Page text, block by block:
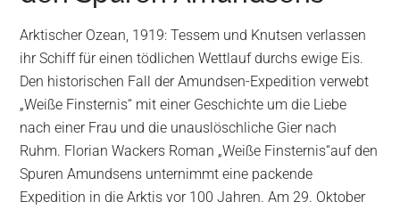
Arktischer Ozean, 1919: Tessem und Knutsen verlassen
ihr Schiff für einen tödlichen Wettlauf durchs ewige Eis.
Den historischen Fall der Amundsen-Expedition verwebt
„Weiße Finsternis“ mit einer Geschichte um die Liebe
nach einer Frau und die unauslöschliche Gier nach
Ruhm. Florian Wackers Roman „Weiße Finsternis“auf den
Spuren Amundsens unternimmt eine packende
Expedition in die Arktis vor 100 Jahren. Am 29. Oktober